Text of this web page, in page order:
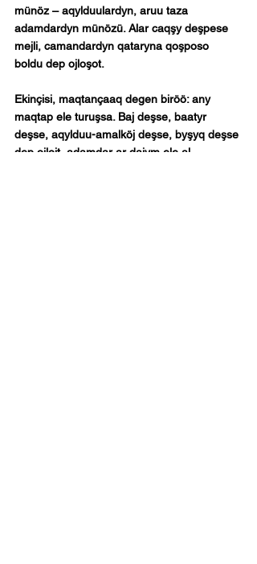
münöz – aqylduulardyn, aruu taza
adamdardyn münözü. Alar caqşy deşpese
mejli, camandardyn qataryna qoşposo
boldu dep ojloşot.
Ekinçisi, maqtançaaq degen biröö: any
maqtap ele turuşsa. Baj deşse, baatyr
deşse, aqylduu-amalköj deşse, byşyq deşse
dep ojlojt, adamdar ar dajym ele al